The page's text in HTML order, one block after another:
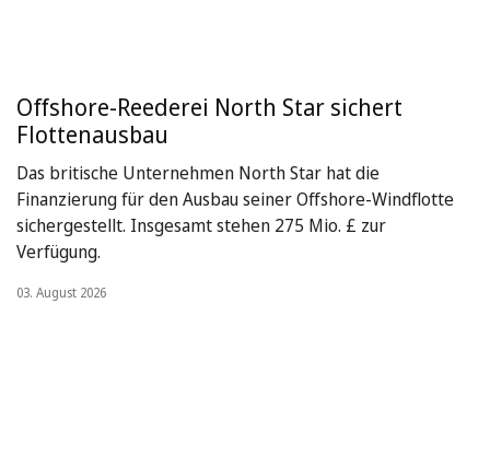
Offshore-Reederei North Star sichert
Flottenausbau
Das britische Unternehmen North Star hat die
Finanzierung für den Ausbau seiner Offshore-Windflotte
sichergestellt. Insgesamt stehen 275 Mio. £ zur
Verfügung.
03. August 2026